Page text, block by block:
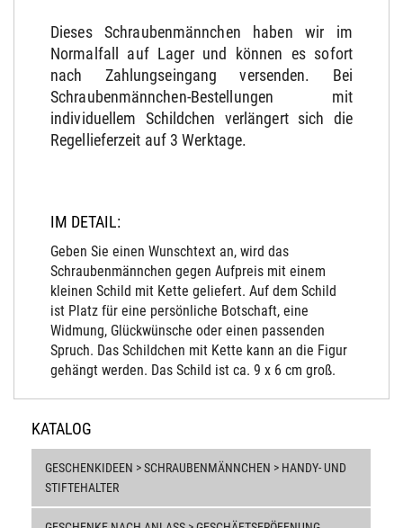
Dieses Schraubenmännchen haben wir im
Normalfall auf Lager und können es sofort
nach Zahlungseingang versenden. Bei
Schraubenmännchen-Bestellungen mit
individuellem Schildchen verlängert sich die
Regellieferzeit auf 3 Werktage.
IM DETAIL:
Geben Sie einen Wunschtext an, wird das
Schraubenmännchen gegen Aufpreis mit einem
kleinen Schild mit Kette geliefert. Auf dem Schild
ist Platz für eine persönliche Botschaft, eine
Widmung, Glückwünsche oder einen passenden
Spruch. Das Schildchen mit Kette kann an die Figur
gehängt werden. Das Schild ist ca. 9 x 6 cm groß.
KATALOG
GESCHENKIDEEN > SCHRAUBENMÄNNCHEN > HANDY- UND
STIFTEHALTER